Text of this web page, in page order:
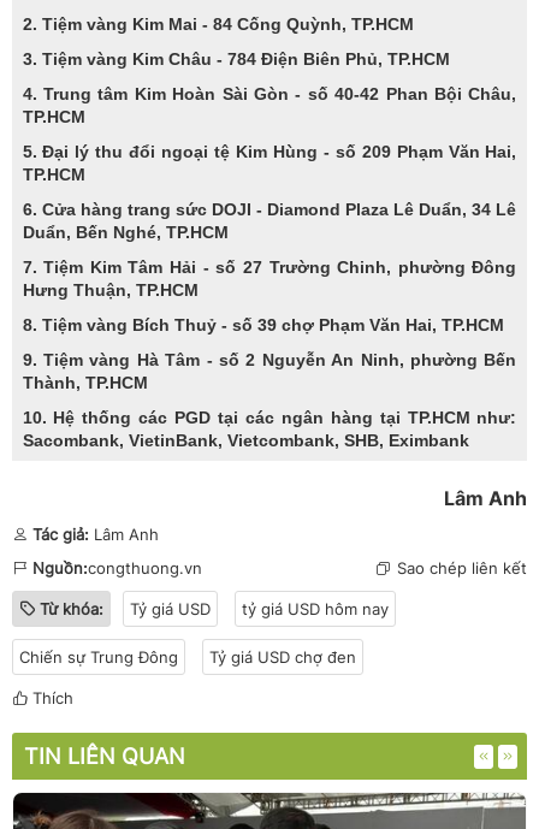
2. Tiệm vàng Kim Mai - 84 Cống Quỳnh, TP.HCM
3. Tiệm vàng Kim Châu - 784 Điện Biên Phủ, TP.HCM
4. Trung tâm Kim Hoàn Sài Gòn - số 40-42 Phan Bội Châu,
TP.HCM
5. Đại lý thu đổi ngoại tệ Kim Hùng - số 209 Phạm Văn Hai,
TP.HCM
6. Cửa hàng trang sức DOJI - Diamond Plaza Lê Duẩn, 34 Lê
Duẩn, Bến Nghé, TP.HCM
7. Tiệm Kim Tâm Hải - số 27 Trường Chinh, phường Đông
Hưng Thuận, TP.HCM
8. Tiệm vàng Bích Thuỷ - số 39 chợ Phạm Văn Hai, TP.HCM
9. Tiệm vàng Hà Tâm - số 2 Nguyễn An Ninh, phường Bến
Thành, TP.HCM
10. Hệ thống các PGD tại các ngân hàng tại TP.HCM như:
Sacombank, VietinBank, Vietcombank, SHB, Eximbank
Lâm Anh
Tác giả: Lâm Anh
Nguồn:congthuong.vn Sao chép liên kết
Từ khóa: Tỷ giá USD tỷ giá USD hôm nay
Chiến sự Trung Đông Tỷ giá USD chợ đen
Thích
TIN LIÊN QUAN